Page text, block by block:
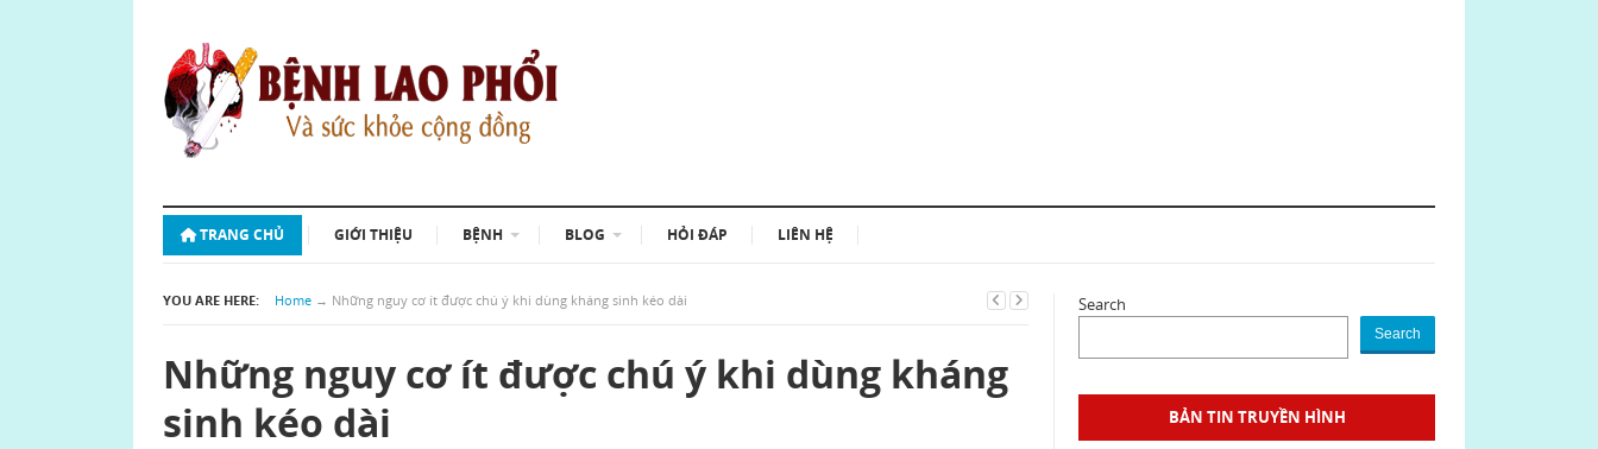
TRANG CHỦ GIỚI THIỆU BỆNH BLOG HỎI ĐÁP LIÊN HỆ
YOU ARE HERE: Home → Những nguy cơ ít được chú ý khi dùng kháng sinh kéo dài
Những nguy cơ ít được chú ý khi dùng kháng
sinh kéo dài
Search
Search
BẢN TIN TRUYỀN HÌNH